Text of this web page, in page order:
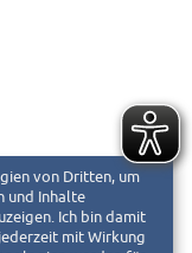
von Dritten, um
und Inhalte
Ich bin damit
mit Wirkung